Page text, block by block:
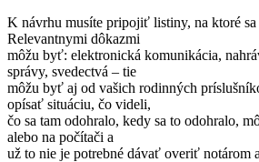
K návrhu musíte pripojiť listiny, na ktoré
Relevantnymi dôkazmi
môžu byť: elektronická komunikácia,
správy, svedectvá – tie
môžu byť aj od vašich rodinných
opísať situáciu, čo videli,
čo sa tam odohralo, kedy sa to odohralo,
alebo na počítači a
už to nie je potrebné dávať overiť notárom